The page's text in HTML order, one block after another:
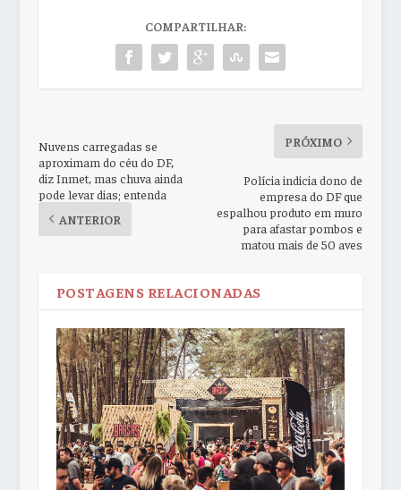
COMPARTILHAR:
Nuvens carregadas se
aproximam do céu do DF,
diz Inmet, mas chuva ainda
pode levar dias; entenda
ANTERIOR
PRÓXIMO
Polícia indicia dono de
empresa do DF que
espalhou produto em muro
para afastar pombos e
matou mais de 50 aves
POSTAGENS RELACIONADAS